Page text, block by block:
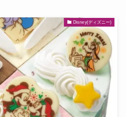
Disney(ディズニー)